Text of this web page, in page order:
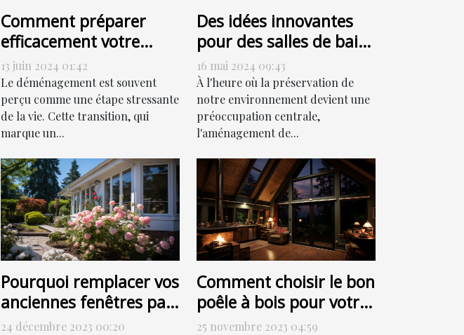
Comment préparer
efficacement votre
déménagement pour
une transition en
douceur
13 juin 2024 01:42
Le déménagement est souvent
perçu comme une étape stressante
de la vie. Cette transition, qui
marque un...
Des idées innovantes
pour des salles de bain
respectueuses de
l'environnement
16 mai 2024 09:43
À l'heure où la préservation de
notre environnement devient une
préoccupation centrale,
l'aménagement de...
Pourquoi remplacer vos
anciennes fenêtres par
des fenêtres PVC peut
24 décembre 2023 00:20
Comment choisir le bon
poêle à bois pour votre
habitation
25 novembre 2023 04:59